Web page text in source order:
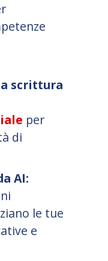
scrittura
per
di
AI:
le tue
e